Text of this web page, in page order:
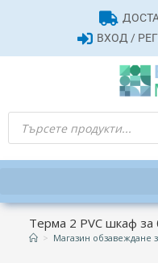
ВХОД /
Терма 2 PVC шкаф за
> Магазин обзавеждане